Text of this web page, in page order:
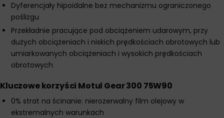
Dyferencjały hipoidalne bez mechanizmu ograniczonego
poślizgu
Przekładnie pracujące pod obciążeniem udarowym, przy
dużych obciążeniach i niskich prędkościach obrotowych lub
umiarkowanych obciążeniach i wysokich prędkościach
obrotowych
Kluczowe korzyści Motul Gear 300 75W90
0% strat na ścinanie: nierozerwalny film olejowy w
ekstremalnych warunkach